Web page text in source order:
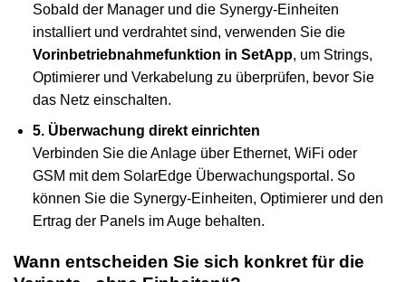
Sobald der Manager und die Synergy-Einheiten
installiert und verdrahtet sind, verwenden Sie die
Vorinbetriebnahmefunktion in SetApp, um Strings,
Optimierer und Verkabelung zu überprüfen, bevor Sie
das Netz einschalten.
5. Überwachung direkt einrichten
Verbinden Sie die Anlage über Ethernet, WiFi oder
GSM mit dem SolarEdge Überwachungsportal. So
können Sie die Synergy-Einheiten, Optimierer und den
Ertrag der Panels im Auge behalten.
Wann entscheiden Sie sich konkret für die